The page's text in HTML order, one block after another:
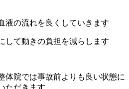
液の流れを良くしていきます
して動きの負担を減らします
体院では事故前よりも良い状態に
ただきます。